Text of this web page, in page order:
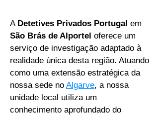
A Detetives Privados Portugal em
São Brás de Alportel oferece um
serviço de investigação adaptado à
realidade única desta região. Atuando
como uma extensão estratégica da
nossa sede no Algarve, a nossa
unidade local utiliza um
conhecimento aprofundado do